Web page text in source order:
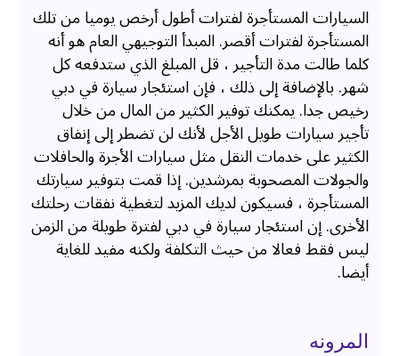
السيارات المستأجرة لفترات أطول أرخص يوميا من تلك
المستأجرة لفترات أقصر. المبدأ التوجيهي العام هو أنه
كلما طالت مدة التأجير ، قل المبلغ الذي ستدفعه كل
شهر. بالإضافة إلى ذلك ، فإن استئجار سيارة في دبي
رخيص جدا. يمكنك توفير الكثير من المال من خلال
تأجير سيارات طويل الأجل لأنك لن تضطر إلى إنفاق
الكثير على خدمات النقل مثل سيارات الأجرة والحافلات
والجولات المصحوبة بمرشدين. إذا قمت بتوفير سيارتك
المستأجرة ، فسيكون لديك المزيد لتغطية نفقات رحلتك
الأخرى. إن استئجار سيارة في دبي لفترة طويلة من الزمن
ليس فقط فعالا من حيث التكلفة ولكنه مفيد للغاية
أيضا.
المرونه